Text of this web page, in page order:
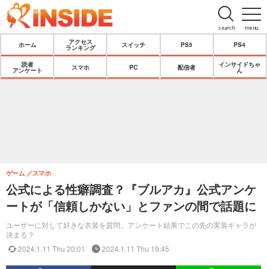
menu
search
ホーム
アクセス
ランキング
スイッチ PS5 PS4
読者
アンケート
スマホ PC 配信者
インサイドちゃ
ん
公式による性癖調査？『ブルアカ』公式アンケ
ートが「信頼しかない」とファンの間で話題に
ユーザーに対して好きな衣装を質問。アンケート結果でこの先の実装キャラが
決まる？
ゲーム スマホ
2024.1.11 Thu 20:01 2024.1.11 Thu 19:45